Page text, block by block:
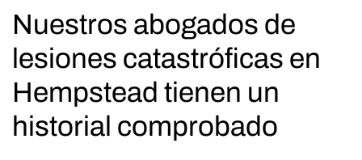
Nuestros abogados de
lesiones catastróficas en
Hempstead tienen un
historial comprobado